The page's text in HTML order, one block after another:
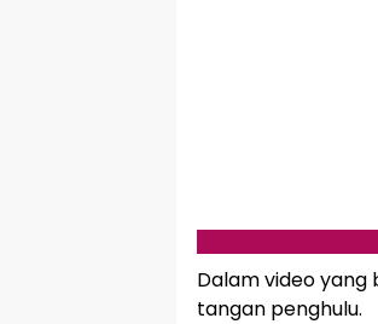
Dalam video
tangan penghulu.